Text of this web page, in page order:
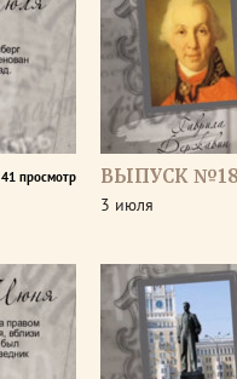
41 просмотр ВЫПУСК
3 июля